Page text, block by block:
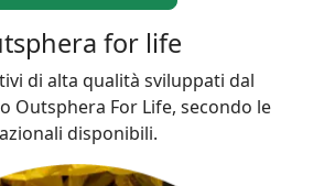
for life
di alta qualità sviluppati dal
Outsphera For Life, secondo le
disponibili.